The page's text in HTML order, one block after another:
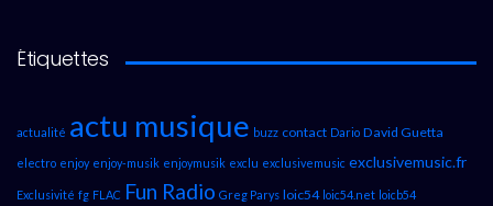
Étiquettes
actualité actu musique buzz contact Dario David Guetta
electro enjoy enjoy-musik enjoymusik exclu exclusivemusic exclusivemusic.fr
Exclusivité fg FLAC Fun Radio Greg Parys loic54 loic54.net loicb54